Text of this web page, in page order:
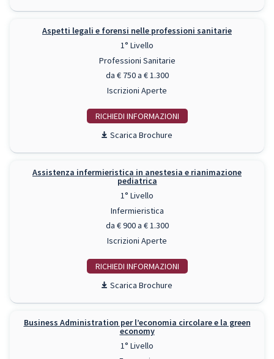
Aspetti legali e forensi nelle professioni sanitarie
1° Livello
Professioni Sanitarie
da € 750 a € 1.300
Iscrizioni Aperte
RICHIEDI INFO
Scarica Brochure
Assistenza infermieristica in anestesia e rianimazione
pediatrica
1° Livello
Infermieristica
da € 900 a € 1.300
Iscrizioni Aperte
RICHIEDI INFO
Scarica Brochure
Business Administration per l’economia circolare e la green
economy
1° Livello